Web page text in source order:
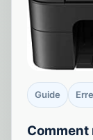
Guide